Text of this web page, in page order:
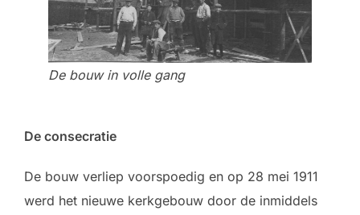
De bouw in volle gang
De consecratie
De bouw verliep voorspoedig en op 28 mei 1911
werd het nieuwe kerkgebouw door de inmiddels